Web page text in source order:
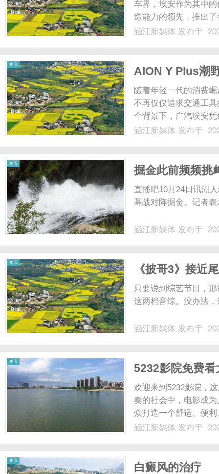
车界，埃安作为其中
造能力的领先，推出
的推出，无疑进一步
涵江新媒体 发布于
资讯
AION Y Plus潮
随着年轻一代的消费
不再仅仅追求交通工
个背景下，广汽埃安
出了备受瞩目的
涵江新媒体 发布于
资讯
掘金此前频频挑
败他们
直播吧10月24日讯湖
幕战对阵掘金。记者
涵江新媒体 发布于
资讯
《披哥3》接近
被自己害惨
只要说到综艺节目，
这两档音综。没办法
涵江新媒体 发布于
资讯
5232影院免费看
欢迎来到5232影院，
奏的社会中，电影成
众打造一个舒适、便
热门的电影资源，无
涵江新媒体 发布于
资讯
白癜风的治疗